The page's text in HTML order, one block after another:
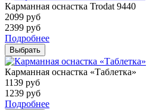
Карманная оснастка Trodat 9440
2099 руб
2399 руб
Подробнее
Выбрать
Карманная оснастка «Таблетка»
1139 руб
1239 руб
Подробнее